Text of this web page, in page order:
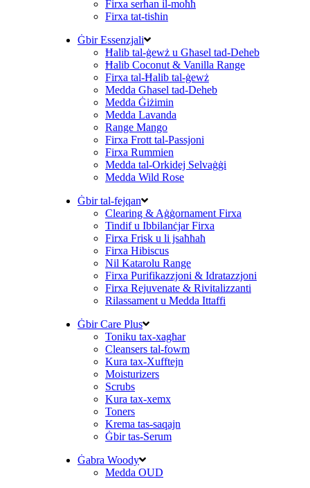
Firxa serħan il-moħħ
Firxa tat-tisħin
Ġbir Essenzjali
Ħalib tal-ġewż u Għasel tad-Deheb
Ħalib Coconut & Vanilla Range
Firxa tal-Ħalib tal-ġewż
Medda Għasel tad-Deheb
Medda Ġiżimin
Medda Lavanda
Range Mango
Firxa Frott tal-Passjoni
Firxa Rummien
Medda tal-Orkidej Selvaġġi
Medda Wild Rose
Ġbir tal-fejqan
Clearing & Aġġornament Firxa
Tindif u Ibbilanċjar Firxa
Firxa Frisk u li jsaħħaħ
Firxa Hibiscus
Nil Katarolu Range
Firxa Purifikazzjoni & Idratazzjoni
Firxa Rejuvenate & Rivitalizzanti
Rilassament u Medda Ittaffi
Ġbir Care Plus
Toniku tax-xagħar
Cleansers tal-fowm
Kura tax-Xufftejn
Moisturizers
Scrubs
Kura tax-xemx
Toners
Krema tas-saqajn
Ġbir tas-Serum
Ġabra Woody
Medda OUD